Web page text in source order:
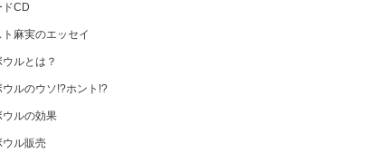
ドCD
麻実のエッセイ
ルとは？
ウルのウソ!?ホント!?
ウルの効果
ウル販売